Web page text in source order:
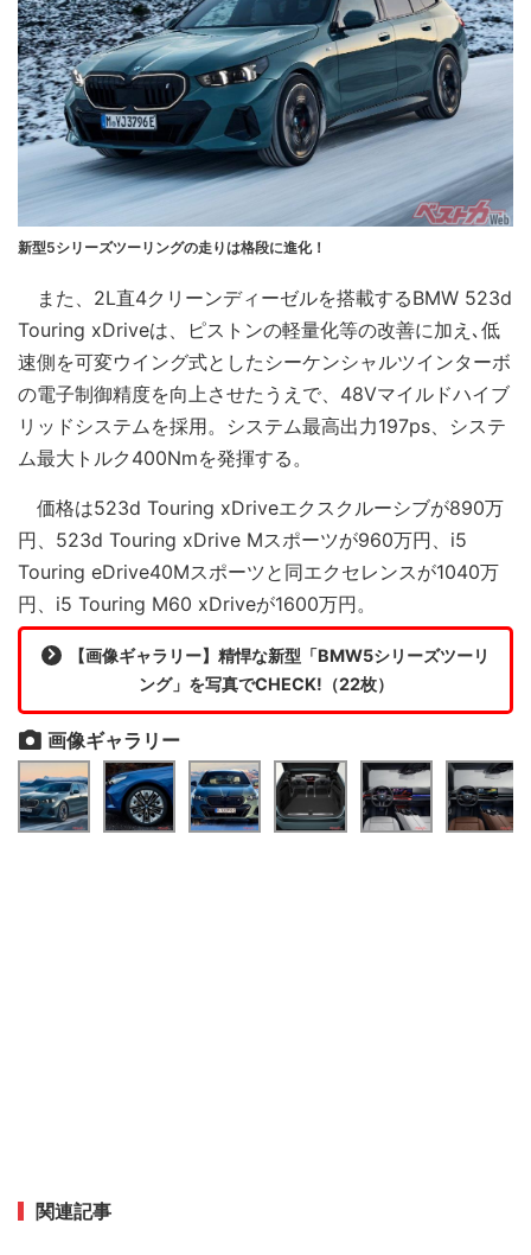
新型5シリーズツーリングの走りは格段に進化！
また、2L直4クリーンディーゼルを搭載するBMW 523d
Touring xDriveは、ピストンの軽量化等の改善に加え､低
速側を可変ウイング式としたシーケンシャルツインターボ
の電子制御精度を向上させたうえで、48Vマイルドハイブ
リッドシステムを採用。システム最高出力197ps、システ
ム最大トルク400Nmを発揮する。
価格は523d Touring xDriveエクスクルーシブが890万
円、523d Touring xDrive Mスポーツが960万円、i5
Touring eDrive40Mスポーツと同エクセレンスが1040万
円、i5 Touring M60 xDriveが1600万円。
【画像ギャラリー】精悍な新型「BMW5シリーズツーリ
ング」を写真でCHECK!（22枚）
画像ギャラリー
関連記事